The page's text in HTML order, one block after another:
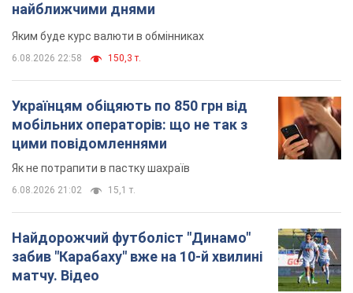
найближчими днями
Яким буде курс валюти в обмінниках
6.08.2026 22:58 150,3 т.
Українцям обіцяють по 850 грн від
мобільних операторів: що не так з
цими повідомленнями
Як не потрапити в пастку шахраїв
6.08.2026 21:02 15,1 т.
Найдорожчий футболіст "Динамо"
забив "Карабаху" вже на 10-й хвилині
матчу. Відео